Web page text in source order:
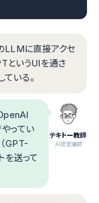
LLMに直接アクセ
というUIを通さ
いる。
テキトー教師
.AI認定講師
ってい
GPT-
を送って